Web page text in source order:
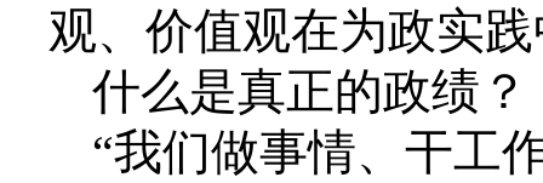
观、价值观在为政实
什么是真正的政绩？
“我们做事情、干工